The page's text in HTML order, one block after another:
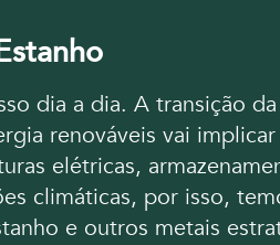
dia a dia. A transição
renováveis vai
elétricas,
climáticas, por isso,
e outros metais